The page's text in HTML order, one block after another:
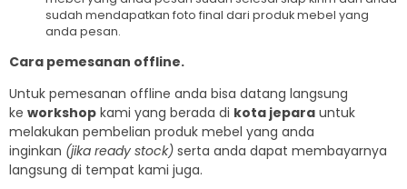
sudah mendapatkan foto final dari produk mebel yang
anda pesan.
Cara pemesanan offline.
Untuk pemesanan offline anda bisa datang langsung
ke workshop kami yang berada di kota jepara untuk
melakukan pembelian produk mebel yang anda
inginkan (jika ready stock) serta anda dapat membayarnya
langsung di tempat kami juga.